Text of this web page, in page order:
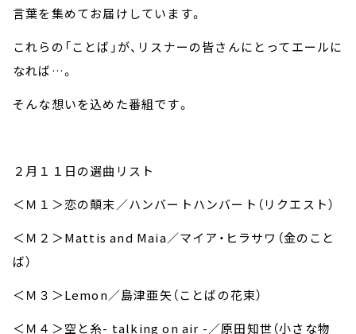
言葉を集めてお届けしています。
これらの「ことば」が、リスナーの皆さんにとってエールに
なれば…。
そんな想いを込めた番組です。
２月１１日の選曲リスト
＜Ｍ１＞恋の顛末／ハンバートハンバート（リクエスト）
＜Ｍ２＞Mattis and Maia／マイア・ヒラサワ（金のこと
ば）
＜Ｍ３＞Lemon／島津亜矢（ことばの花束）
＜Ｍ４＞空と糸- talking on air -／原田知世（小さな物